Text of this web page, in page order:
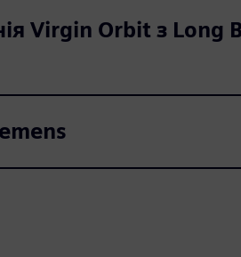
Virgin Orbit з Long